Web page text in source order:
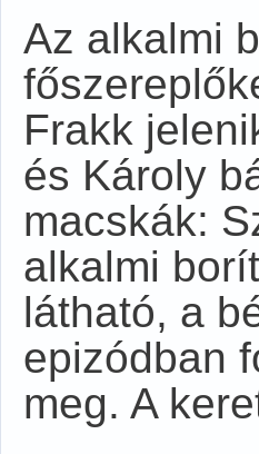
Az alkalmi
Frakk
és Károly
macskák:
alkalmi
látható, a
epizódban
meg. A